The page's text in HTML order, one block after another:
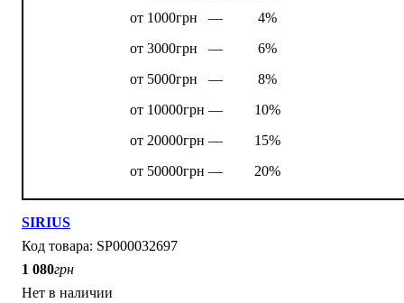
от 1000грн —
4%
от 3000грн —
6%
от 5000грн —
8%
от 10000грн —
10%
от 20000грн —
15%
от 50000грн —
20%
SIRIUS
SP000032697
1 080грн
Нет в наличии